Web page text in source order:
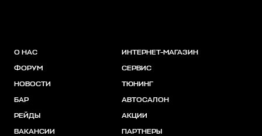
О НАС
ФОРУМ
НОВОСТИ
БАР
РЕЙДЫ
ВАКАНСИИ
ИНТЕРНЕТ-МАГАЗИН
СЕРВИС
ТЮНИНГ
АВТОСАЛОН
АКЦИИ
ПАРТНЕРЫ